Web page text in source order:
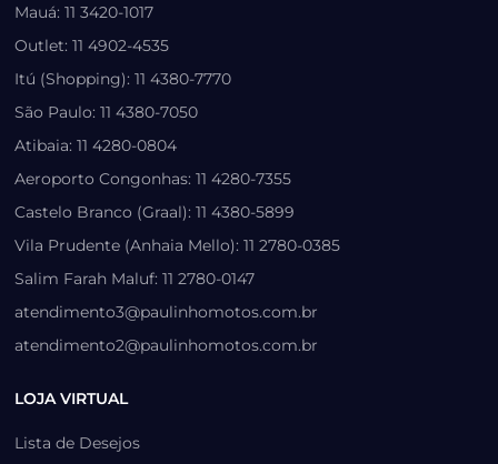
Mauá: 11 3420-1017
Outlet: 11 4902-4535
Itú (Shopping): 11 4380-7770
São Paulo: 11 4380-7050
Atibaia: 11 4280-0804
Aeroporto Congonhas: 11 4280-7355
Castelo Branco (Graal): 11 4380-5899
Vila Prudente (Anhaia Mello): 11 2780-0385
Salim Farah Maluf: 11 2780-0147
atendimento3@paulinhomotos.com.br
atendimento2@paulinhomotos.com.br
LOJA VIRTUAL
Lista de Desejos